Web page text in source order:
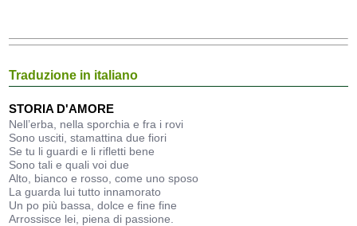
Traduzione in italiano
STORIA D'AMORE
Nell’erba, nella sporchia e fra i rovi
Sono usciti, stamattina due fiori
Se tu li guardi e li rifletti bene
Sono tali e quali voi due
Alto, bianco e rosso, come uno sposo
La guarda lui tutto innamorato
Un po più bassa, dolce e fine fine
Arrossisce lei, piena di passione.